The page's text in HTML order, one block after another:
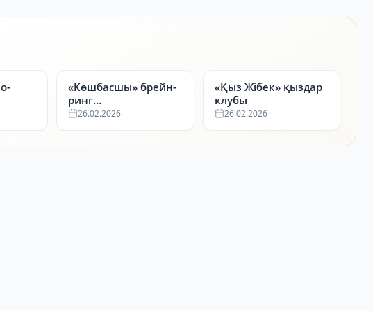
«Көшбасшы» брейн-
ринг
интеллектуалды
26.02.2026
«Қыз Жібек» қыздар
клубы
26.02.2026